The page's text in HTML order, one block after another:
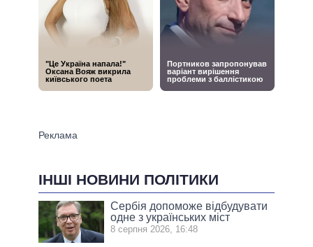
ІНШІ НОВИНИ ПОЛІТИКИ
Сербія допоможе відбудувати
одне з українських міст
8 серпня 2026, 16:48